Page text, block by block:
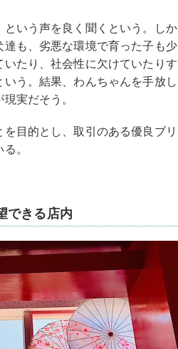
いう声を良く聞くという。しか
も、劣悪な環境で育った子も少
たり、社会性に欠けていたりす
う。結果、わんちゃんを手放し
実だそう。
目的とし、取引のある優良ブリ
。
できる店内